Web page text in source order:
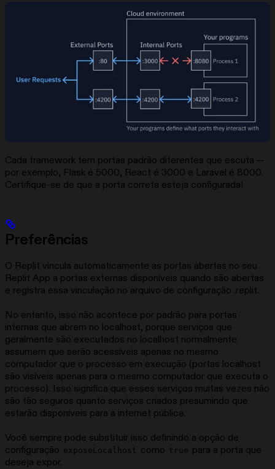
Cada framework tem portas padrão diferentes que escuta —
por exemplo, Flask é 5000, React é 3000 e Laravel é 8000.
Certifique-se de que a porta correta esteja configurada!
Preferências
O Replit vincula automaticamente as portas abertas no seu
Replit App a portas externas disponíveis quando são abertas
e registra essa vinculação no arquivo de configuração .replit.
No entanto, isso não acontece por padrão para portas
internas que abrem no localhost, porque serviços que
geralmente são executados no localhost normalmente
assumem que serão acessíveis apenas no mesmo
computador que o processo em execução (portas localhost
são visíveis apenas para o mesmo computador que executa o
processo). Isso significa que esses serviços muitas vezes não
são tão seguros quanto serviços criados presumindo que
estarão disponíveis para a internet pública.
Você sempre pode substituir isso definindo a opção de
configuração exposeLocalhost como true para a porta que
deseja expor.